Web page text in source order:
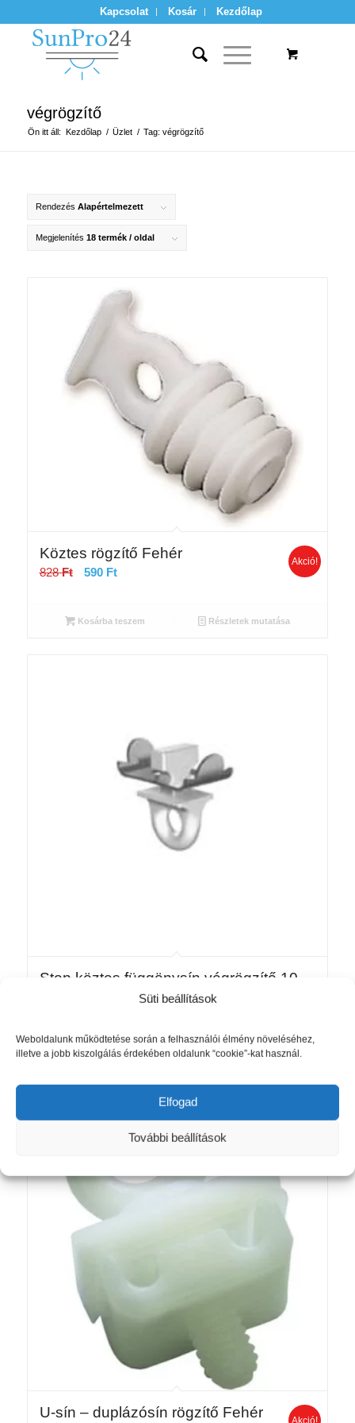
Süti beállítások
Weboldalunk működtetése során a felhasználói élmény növeléséhez,
illetve a jobb kiszolgálás érdekében oldalunk “cookie”-kat használ.
Elfogad
További beállítások
Kapcsolat Kosár Kezdőlap
végrögzítő
Ön itt áll: Kezdőlap / Üzlet / Tag: végrögzítő
Rendezés Alapértelmezett
Megjelenítés 18 termék / oldal
Köztes rögzítő Fehér
828Ft
Original
828 Ft.
590 FtCurrent
590 Ft.
Akció!
Kosárba teszem Részletek mutatása
Stop köztes függönysín végrögzítő 10
Kosárba teszem Részletek mutatása
U-sín – duplázósín rögzítő Fehér Akció!